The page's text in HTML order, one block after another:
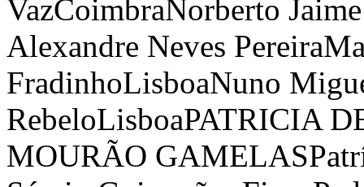
VazCoimbraNorberto
Alexandre Neves Pereira
FradinhoLisboaNuno
RebeloLisboaPATRICIA
MOURÃO GAMELAS